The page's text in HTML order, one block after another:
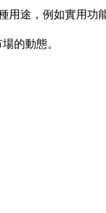
用途，例如實用功
的動態。